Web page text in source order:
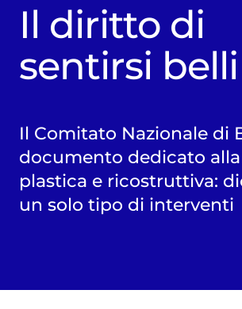
Il diritto di
sentirsi belli
Il Comitato Nazionale di
documento dedicato
plastica e ricostruttiva:
un solo tipo di interventi